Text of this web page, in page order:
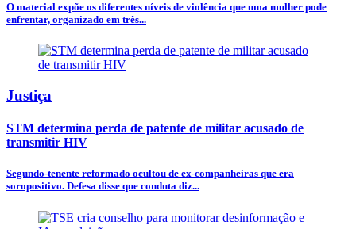
O material expõe os diferentes níveis de violência que uma mulher pode
enfrentar, organizado em três...
Justiça
STM determina perda de patente de militar acusado de
transmitir HIV
Segundo-tenente reformado ocultou de ex-companheiras que era
soropositivo. Defesa disse que conduta diz...